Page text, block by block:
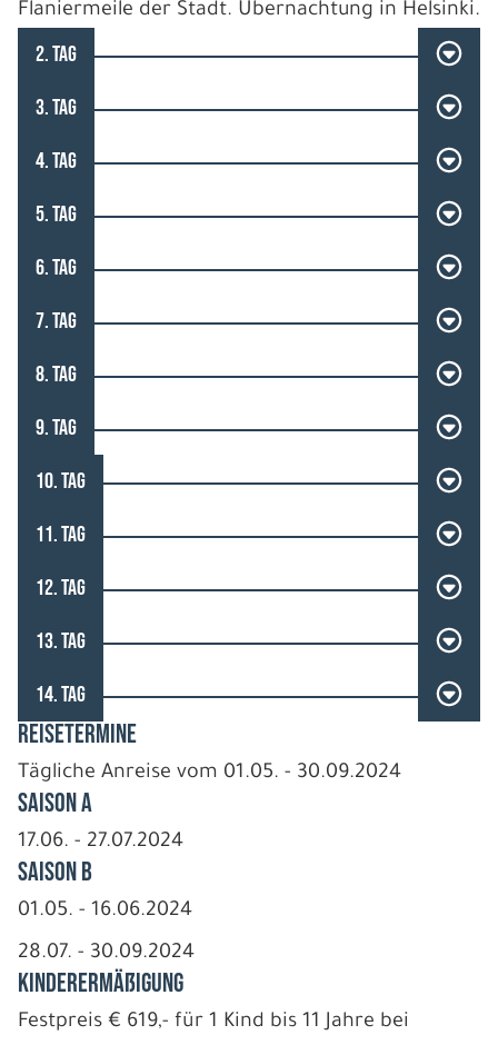
Flaniermeile der Stadt. Übernachtung in Helsinki.
2. TAG
3. TAG
4. TAG
5. TAG
6. TAG
7. TAG
8. TAG
9. TAG
10. TAG
11. TAG
12. TAG
13. TAG
14. TAG
REISETERMINE
Tägliche Anreise vom 01.05. - 30.09.2024
Saison A
17.06. - 27.07.2024
Saison B
01.05. - 16.06.2024
28.07. - 30.09.2024
Kinderermäßigung
Festpreis € 619,- für 1 Kind bis 11 Jahre bei